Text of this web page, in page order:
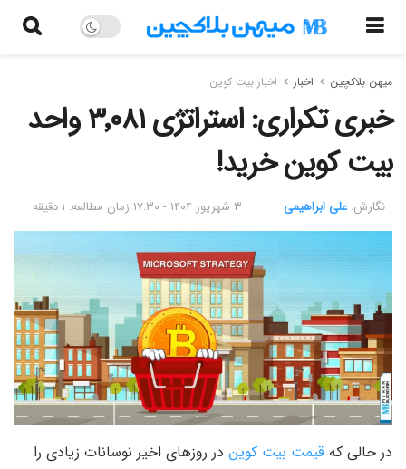
میهن بلاکچین اخبار اخبار بیت کوین
خبری تکراری:‌ استراتژی ۳٬۰۸۱ واحد
بیت کوین خرید!
نگارش:‌ علی ابراهیمی ۳ شهریور ۱۴۰۴ - ۱۷:۳۰ زمان مطالعه: ۱ دقیقه
در حالی که قیمت بیت کوین در روزهای اخیر نوسانات زیادی را